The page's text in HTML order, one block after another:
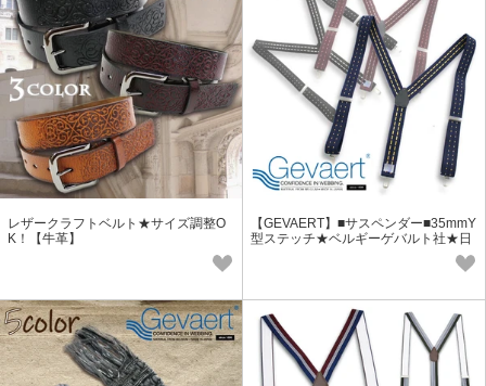
レザークラフトベルト★サイズ調整O
K！【牛革】
【GEVAERT】■サスペンダー■35mmY
型ステッチ★ベルギーゲバルト社★日